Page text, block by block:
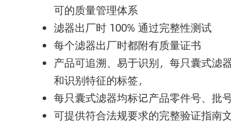
可的质量管理体系
滤器出厂时 100% 通过完整性测试
每个滤器出厂时都附有质量证书
产品可追溯、易于识别，每只囊式滤
和识别特征的标签，
每只囊式滤器均标记产品零件号、批
可提供符合法规要求的完整验证指南